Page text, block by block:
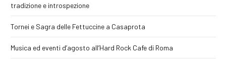
tradizione e introspezione
Tornei e Sagra delle Fettuccine a Casaprota
Musica ed eventi d’agosto all’Hard Rock Cafe di Roma